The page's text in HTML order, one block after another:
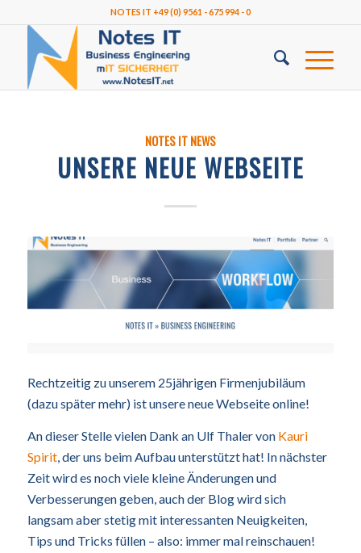
NOTES IT +49 (0) 9561 - 675 994 - 0
NOTES IT NEWS
UNSERE NEUE WEBSEITE
Rechtzeitig zu unserem 25jährigen Firmenjubiläum
(dazu später mehr) ist unsere neue Webseite online!
An dieser Stelle vielen Dank an Ulf Thaler von Kauri
Spirit, der uns beim Aufbau unterstützt hat! In nächster
Zeit wird es noch viele kleine Änderungen und
Verbesserungen geben, auch der Blog wird sich
langsam aber stetig mit interessanten Neuigkeiten,
Tips und Tricks füllen – also: immer mal reinschauen!